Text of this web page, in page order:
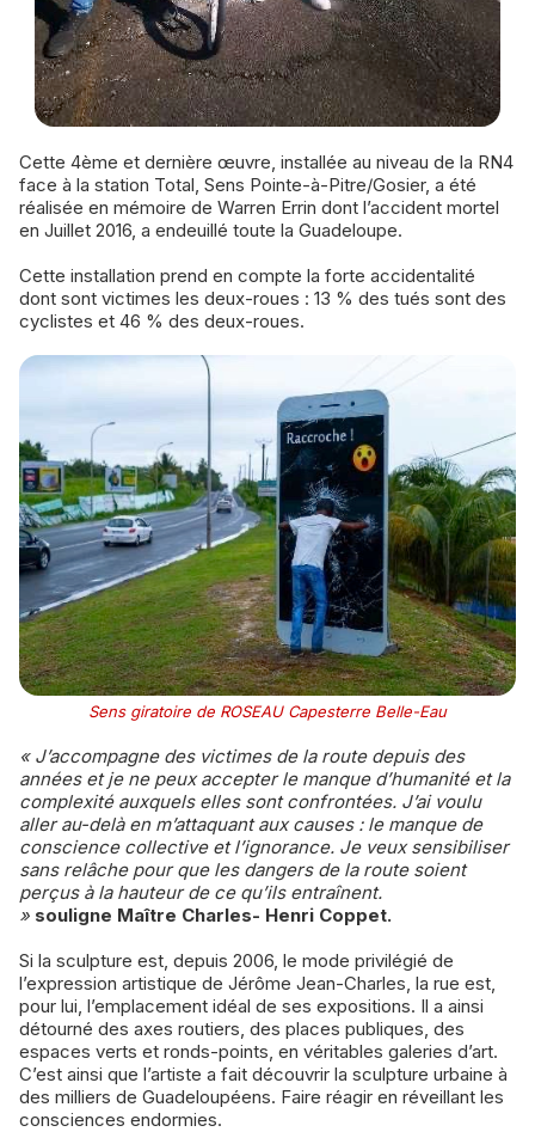
Cette 4ème et dernière œuvre, installée au niveau de la RN4
face à la station Total, Sens Pointe-à-Pitre/Gosier, a été
réalisée en mémoire de Warren Errin dont l’accident mortel
en Juillet 2016, a endeuillé toute la Guadeloupe.
Cette installation prend en compte la forte accidentalité
dont sont victimes les deux-roues : 13 % des tués sont des
cyclistes et 46 % des deux-roues.
Sens giratoire de ROSEAU Capesterre Belle-Eau
« J’accompagne des victimes de la route depuis des
années et je ne peux accepter le manque d’humanité et la
complexité auxquels elles sont confrontées. J’ai voulu
aller au-delà en m’attaquant aux causes : le manque de
conscience collective et l’ignorance. Je veux sensibiliser
sans relâche pour que les dangers de la route soient
perçus à la hauteur de ce qu’ils entraînent.
» souligne Maître Charles- Henri Coppet.
Si la sculpture est, depuis 2006, le mode privilégié de
l’expression artistique de Jérôme Jean-Charles, la rue est,
pour lui, l’emplacement idéal de ses expositions. Il a ainsi
détourné des axes routiers, des places publiques, des
espaces verts et ronds-points, en véritables galeries d’art.
C’est ainsi que l’artiste a fait découvrir la sculpture urbaine à
des milliers de Guadeloupéens. Faire réagir en réveillant les
consciences endormies.